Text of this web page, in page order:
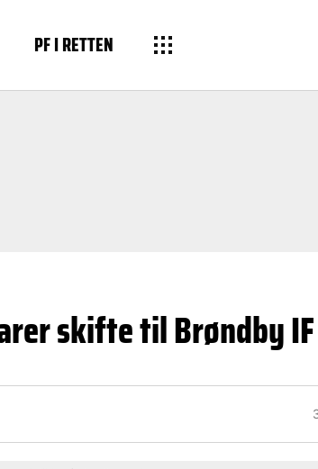
PF I RETTEN
skifte til Brøndby IF